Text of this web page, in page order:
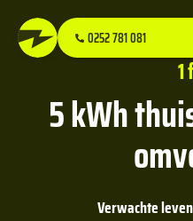
0252 781 081
1
5 kWh
Verwachte